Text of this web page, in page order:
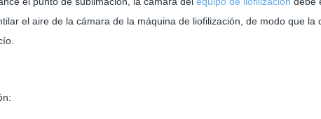
el aire de la cámara de la máquina de liofilización, de modo que la